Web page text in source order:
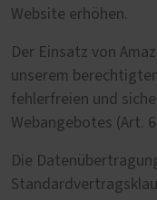
Website erhöhen.
Der Einsatz von
unserem
fehlerfreien und
Webangebotes (Art.
Die